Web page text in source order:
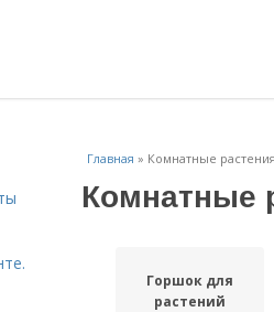
Главная » Комнатные растения
Комнатные
Горшок для
растений